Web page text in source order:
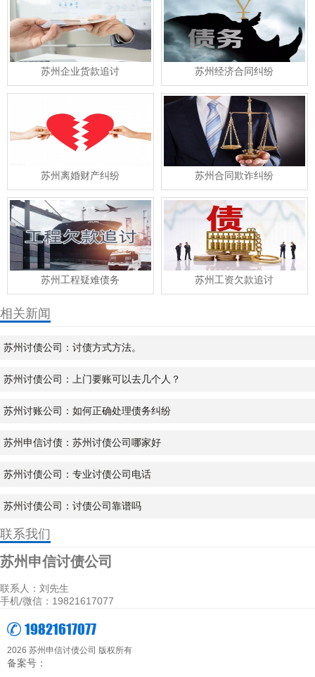
苏州企业货款追讨 苏州经济合同纠纷
苏州离婚财产纠纷 苏州合同欺诈纠纷
苏州工程疑难债务 苏州工资欠款追讨
相关新闻
苏州讨债公司：讨债方式方法。
苏州讨债公司：上门要账可以去几个人？
苏州讨账公司：如何正确处理债务纠纷
苏州申信讨债：苏州讨债公司哪家好
苏州讨债公司：专业讨债公司电话
苏州讨债公司：讨债公司靠谱吗
联系我们
苏州申信讨债公司
联系人：刘先生
手机/微信：19821617077
19821617077
2026 苏州申信讨债公司 版权所有
备案号：